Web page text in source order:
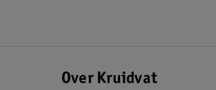
Over Kruidvat